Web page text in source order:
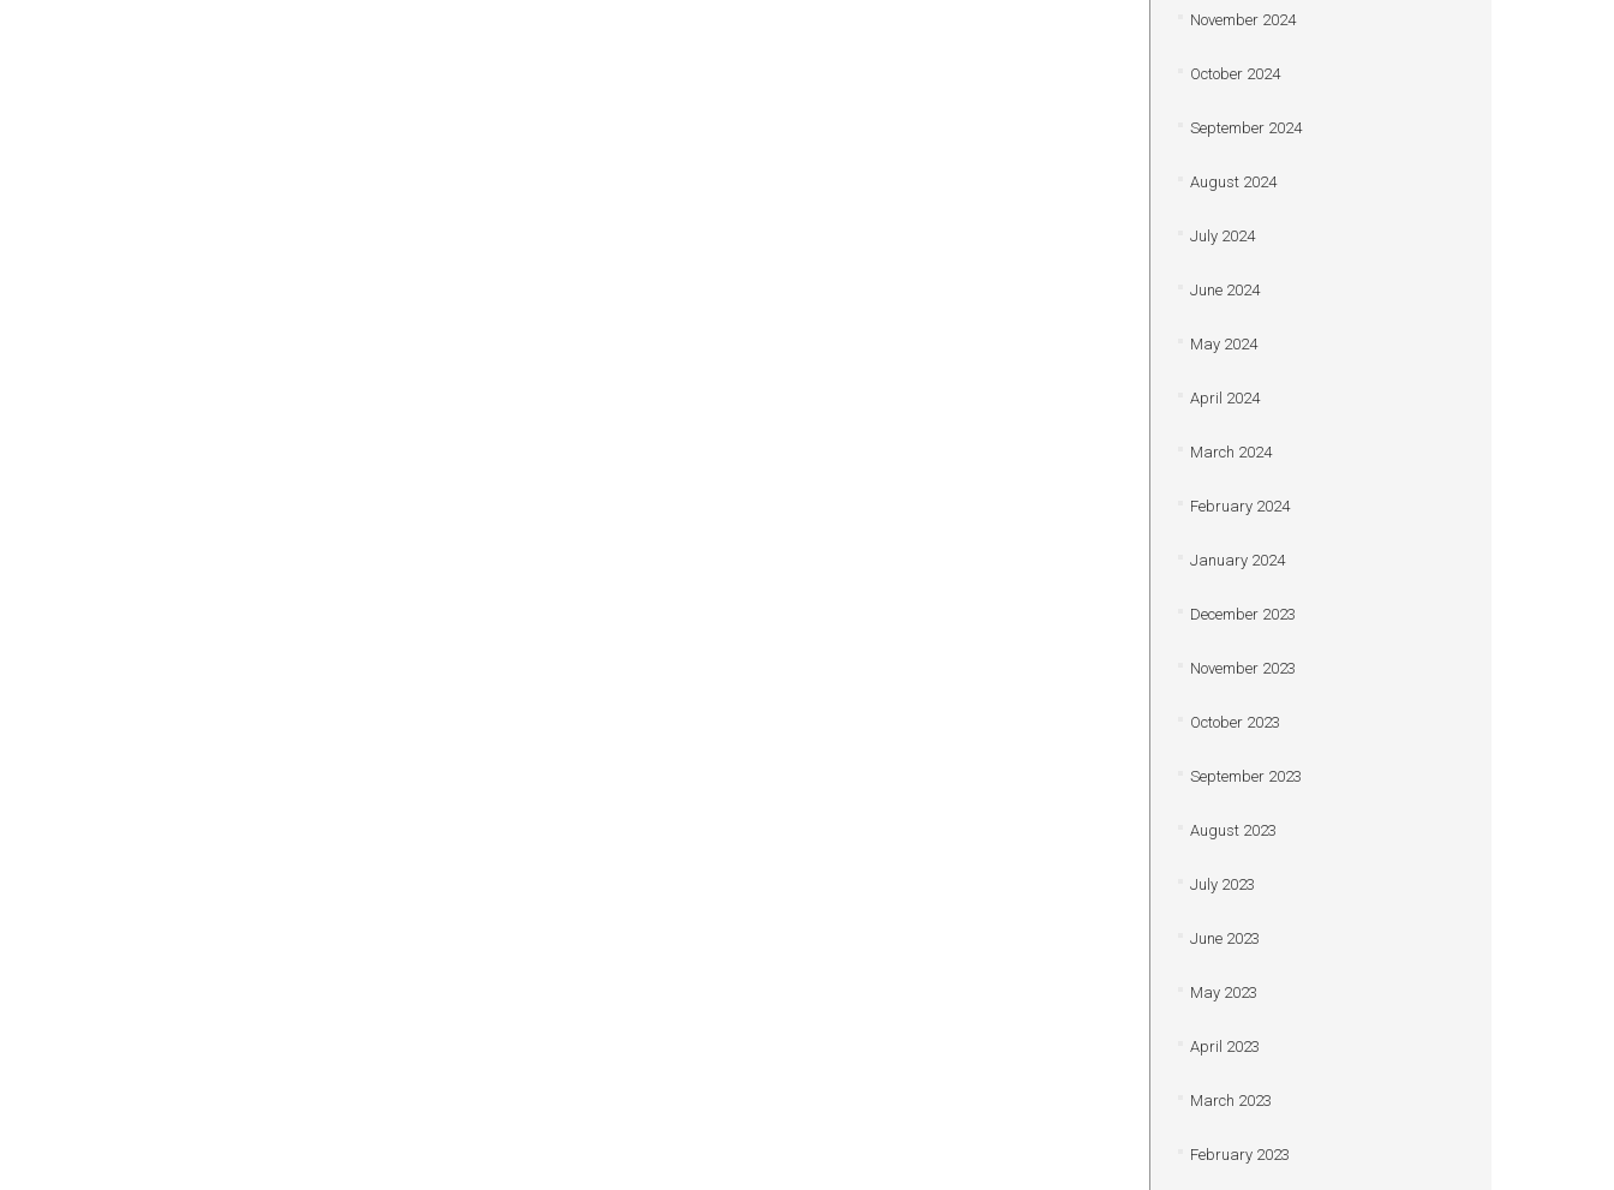
November 2024
October 2024
September 2024
August 2024
July 2024
June 2024
May 2024
April 2024
March 2024
February 2024
January 2024
December 2023
November 2023
October 2023
September 2023
August 2023
July 2023
June 2023
May 2023
April 2023
March 2023
February 2023